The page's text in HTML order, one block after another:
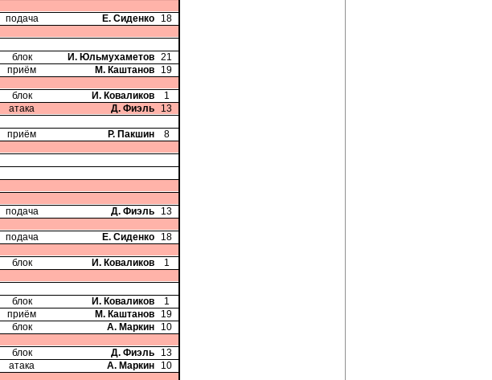
подача Е. Сиденко
18
блок И. Юльмухаметов 21
приём М. Каштанов
19
блок И. Коваликов
1
атака Д. Фиэль
13
приём Р. Пакшин
8
подача Д. Фиэль
13
подача Е. Сиденко
18
блок И. Коваликов
1
блок И. Коваликов
1
приём М. Каштанов
19
блок А. Маркин
10
блок Д. Фиэль
13
атака А. Маркин
10